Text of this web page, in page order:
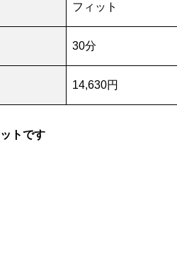
フィット
30分
14,630円
トです